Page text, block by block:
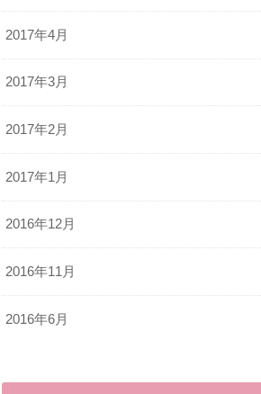
2017年4月
2017年3月
2017年2月
2017年1月
2016年12月
2016年11月
2016年6月